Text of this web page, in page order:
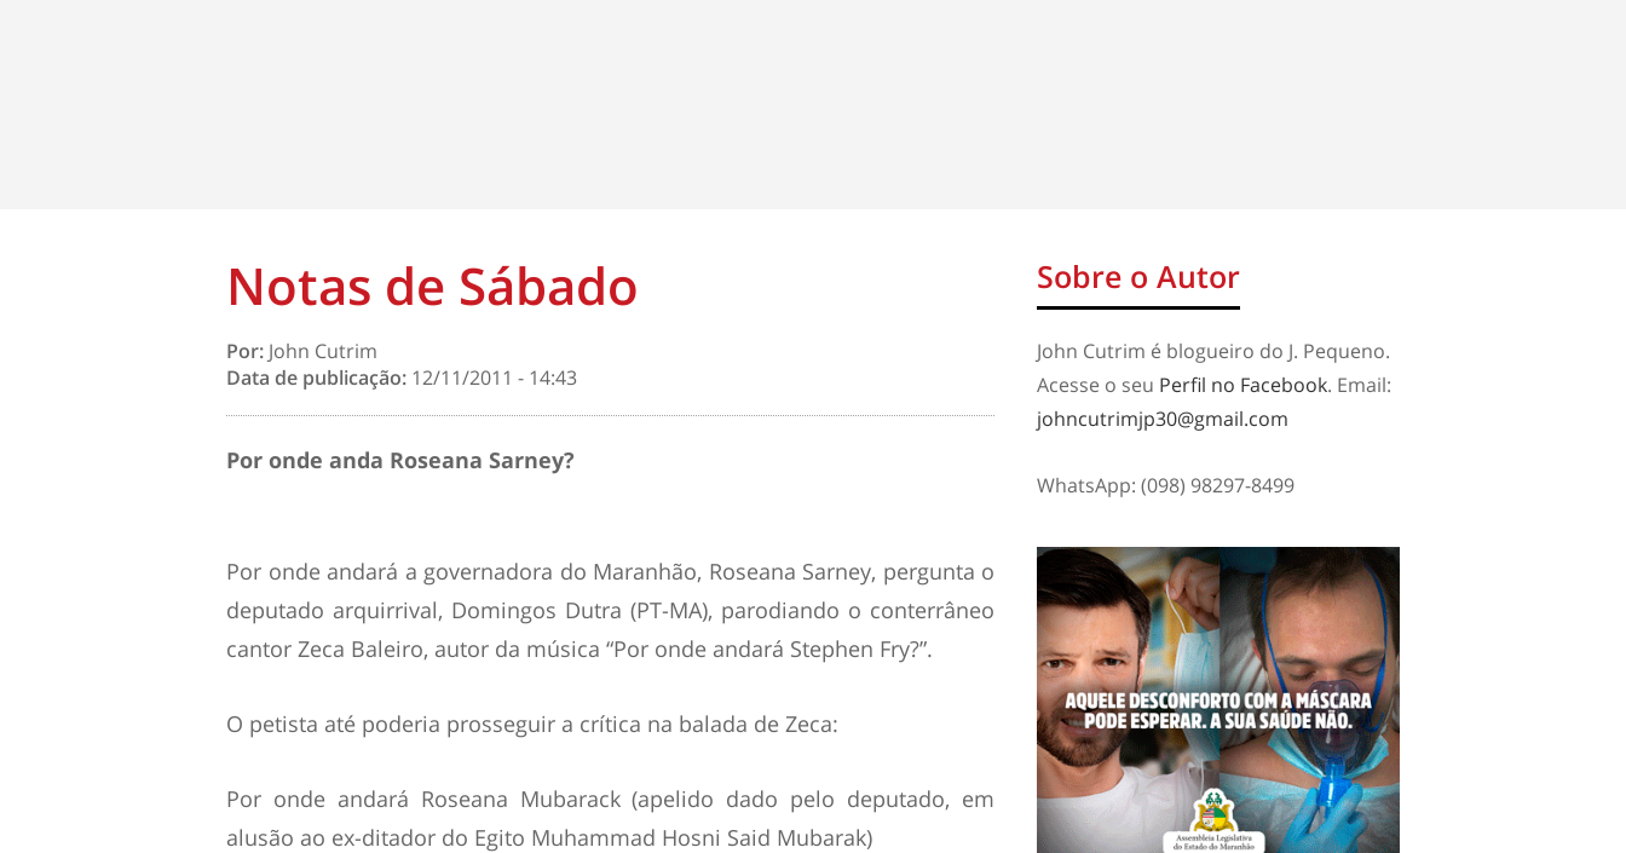
Notas de Sábado
Por: John Cutrim
Data de publicação: 12/11/2011 - 14:43
Por onde anda Roseana Sarney?
Por onde andará a governadora do Maranhão, Roseana Sarney, pergunta o
deputado arquirrival, Domingos Dutra (PT-MA), parodiando o conterrâneo
cantor Zeca Baleiro, autor da música “Por onde andará Stephen Fry?”.
O petista até poderia prosseguir a crítica na balada de Zeca:
Por onde andará Roseana Mubarack (apelido dado pelo deputado, em
alusão ao ex-ditador do Egito Muhammad Hosni Said Mubarak)
Sobre o Autor
John Cutrim é blogueiro do J. Pequeno.
Acesse o seu Perfil no Facebook. Email:
johncutrimjp30@gmail.com
WhatsApp: (098) 98297-8499